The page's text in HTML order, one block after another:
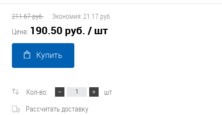
211.67 руб. Экономия: 21.17 руб.
Цена: 190.50 руб. / шт
Купить
Кол-во:
шт
Рассчитать доставку